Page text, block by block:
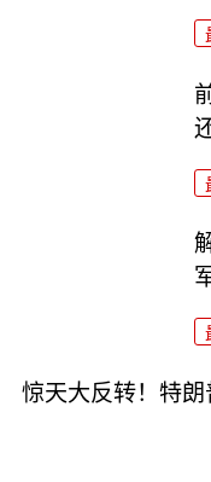
惊天大反转！特